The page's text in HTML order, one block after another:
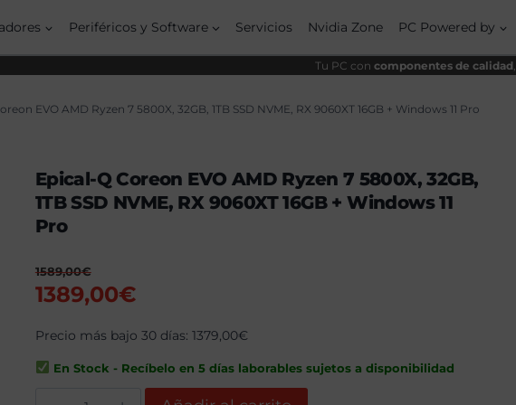
Periféricos y Software Servicios Nvidia Zone PC Powered by
Tu PC con componentes de calidad,
EVO AMD Ryzen 7 5800X, 32GB, 1TB SSD NVME, RX 9060XT 16GB + Windows 11 Pro
Epical-Q Coreon EVO AMD Ryzen 7 5800X, 32GB,
1TB SSD NVME, RX 9060XT 16GB + Windows 11
Pro
1589,00€
El
original
era:
1389,00€El
actual
es:
1389,00€.
Precio más bajo 30 días: 1379,00€
En Stock - Recíbelo en 5 días laborables sujetos a disponibilidad
era:
1589,00€.
es:
1389,00€.